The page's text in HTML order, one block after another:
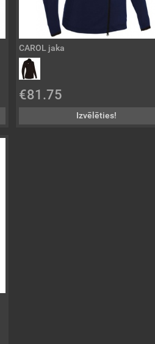
CAROL jaka
€81.75
Izvēlēties!